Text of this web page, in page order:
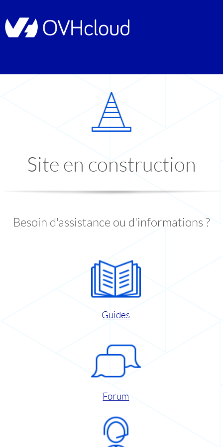
Site en construction
Besoin d'assistance ou d'informations ?
Guides
Forum